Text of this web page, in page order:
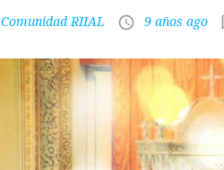
Comunidad RIIAL access_time 9 años ago